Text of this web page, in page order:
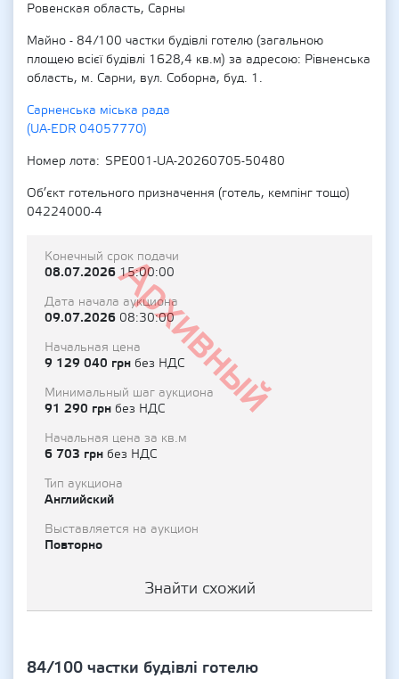
Ровенская область, Сарны
Майно - 84/100 частки будівлі готелю (загальною
площею всієї будівлі 1628,4 кв.м) за адресою: Рівненська
область, м. Сарни, вул. Соборна, буд. 1.
Сарненська міська рада
(UA-EDR 04057770)
Номер лота
SPE001-UA-20260705-50480
Об’єкт готельного призначення (готель, кемпінг тощо)
04224000-4
Архивный
Конечный срок подачи
08.07.202615:00:00
Дата начала аукциона
09.07.2026 08:30:00
Начальная цена
9 129 040 грн без НДС
Минимальный шаг аукциона
91 290 грн без НДС
Начальная цена за кв.м
6 703 грн без НДС
Тип аукциона
Английский
Выставляется на аукцион
Повторно
Знайти схожий
84/100 частки будівлі готелю